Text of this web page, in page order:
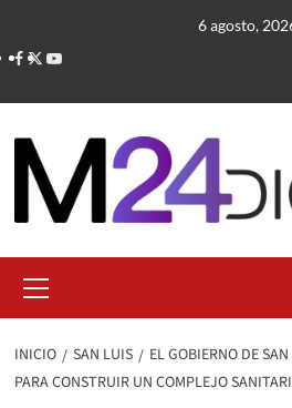
contenido
6 agosto,
primario
INICIO SAN LUIS
EL GOBIERNO DE
PARA CONSTRUIR UN COMPLEJO